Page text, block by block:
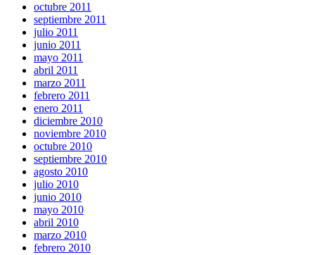
octubre 2011
septiembre 2011
julio 2011
junio 2011
mayo 2011
abril 2011
marzo 2011
febrero 2011
enero 2011
diciembre 2010
noviembre 2010
octubre 2010
septiembre 2010
agosto 2010
julio 2010
junio 2010
mayo 2010
abril 2010
marzo 2010
febrero 2010